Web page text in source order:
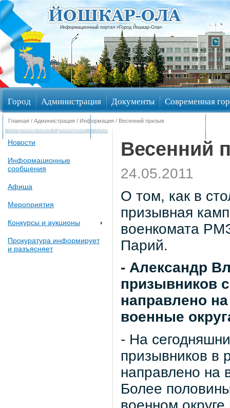
Информационный портал «Город Йошкар-Ола»
Город Администрация Документы Современная
Обращения граждан Общественные обсуждения
Главная / Администрация / Информация / Весенний призыв
Новости
Информационные
сообщения
Афиша
Мероприятия
Конкурсы и аукционы
Прокуратура информирует
и разъясняет
Весенний
24.05.2011
О том, как в
призывная
военкомата
Парий.
- Александр
призывников
направлено
военные
- На
призывников в
направлено на
Более